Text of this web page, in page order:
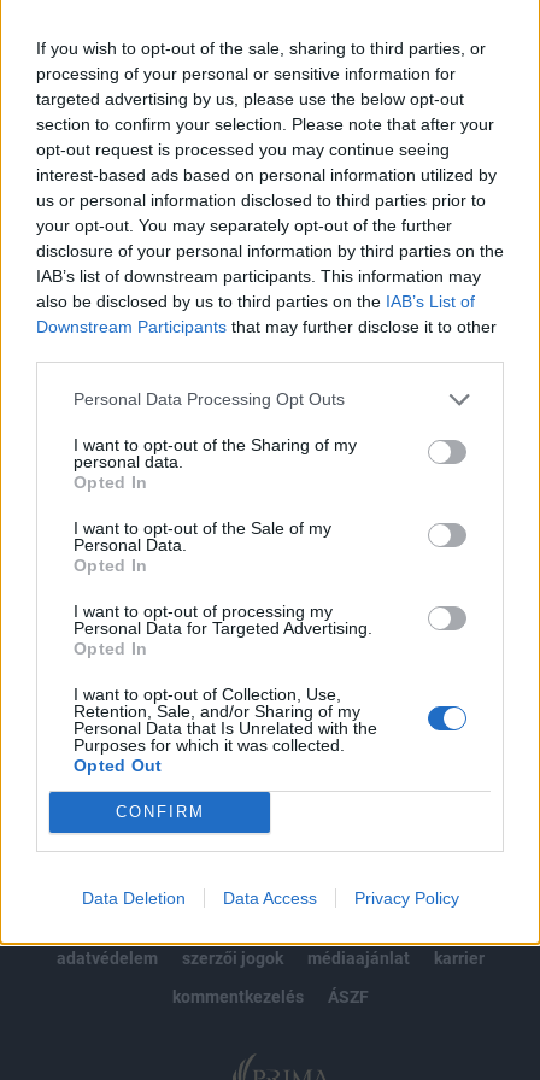
If you wish to opt-out of the sale, sharing to third parties, or
processing of your personal or sensitive information for
targeted advertising by us, please use the below opt-out
section to confirm your selection. Please note that after your
opt-out request is processed you may continue seeing
interest-based ads based on personal information utilized by
us or personal information disclosed to third parties prior to
your opt-out. You may separately opt-out of the further
disclosure of your personal information by third parties on the
IAB’s list of downstream participants. This information may
also be disclosed by us to third parties on the IAB’s List of
Downstream Participants that may further disclose it to other
Personal Data Processing Opt Outs
I want to opt-out of the Sharing of my
personal data.
Opted In
I want to opt-out of the Sale of my
Personal Data.
Opted In
I want to opt-out of processing my
Personal Data for Targeted Advertising.
Opted In
I want to opt-out of Collection, Use,
Retention, Sale, and/or Sharing of my
Personal Data that Is Unrelated with the
Purposes for which it was collected.
Opted Out
CONFIRM
Data Deletion Data Access Privacy Policy
A lefoglalt illegális áru értéke a hatóság becslése szerint
jócskán meghaladhatja a félmilliárd forintot. A lap az
adóhivataltól megtudta, hogy a cigarettacsempészek
továbbra is Ukrajna és Szerbia felől próbálják meg behozni
a dohánytermékeket.Forrás: NAVAz illegális
cigarettakereskedelem letörése érdekében a hivatal emberei
rendszeresen ellenőrzik azokat a közlekedési...
KEDVES OLVASÓNK!
regisztrációhoz kötött.
Az előfizetés a következőket tartalmazza:
Portfolio.hu teljes cikkarchívum
kötéslistái
Előfizetés
MÁR ELŐFIZETŐNK VAGY?BEJELENTKEZÉS
adatvédelem
szerzői jogok médiaajánlat
karrier
kommentkezelés
ÁSZF